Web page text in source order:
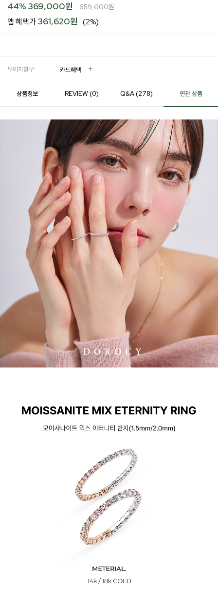
44% 369,000원 659,000원
앱 혜택가361,620원 (2%)
무이자할부 카드혜택
상품정보 REVIEW (0) Q&A (278) 연관 상품